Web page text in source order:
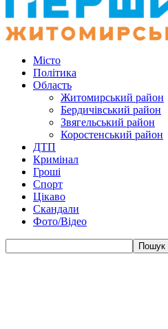
Місто
Політика
Область
Житомирський район
Бердичівський район
Звягельський район
Коростенський район
ДТП
Кримінал
Гроші
Спорт
Цікаво
Скандали
Фото/Відео